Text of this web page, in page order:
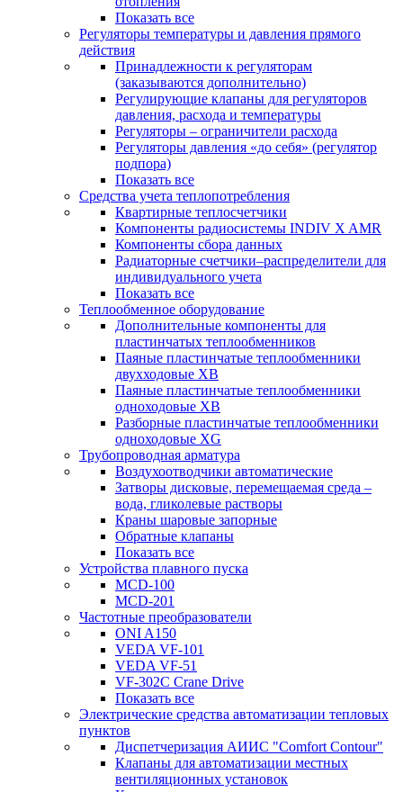
Показать все
Регуляторы температуры и давления прямого
действия
Принадлежности к регуляторам
(заказываются дополнительно)
Регулирующие клапаны для регуляторов
давления, расхода и температуры
Регуляторы – ограничители расхода
Регуляторы давления «до себя» (регулятор
подпора)
Показать все
Средства учета теплопотребления
Квартирные теплосчетчики
Компоненты радиосистемы INDIV X AMR
Компоненты сбора данных
Радиаторные счетчики–распределители для
индивидуального учета
Показать все
Теплообменное оборудование
Дополнительные компоненты для
пластинчатых теплообменников
Паяные пластинчатые теплообменники
двухходовые XB
Паяные пластинчатые теплообменники
одноходовые ХВ
Разборные пластинчатые теплообменники
одноходовые ХG
Трубопроводная арматура
Воздухоотводчики автоматические
Затворы дисковые, перемещаемая среда –
вода, гликолевые растворы
Краны шаровые запорные
Обратные клапаны
Показать все
Устройства плавного пуска
MCD-100
MCD-201
Частотные преобразователи
ONI A150
VEDA VF-101
VEDA VF-51
VF-302C Crane Drive
Показать все
Электрические средства автоматизации тепловых
пунктов
Диспетчеризация АИИС "Comfort Contour"
Клапаны для автоматизации местных
вентиляционных установок